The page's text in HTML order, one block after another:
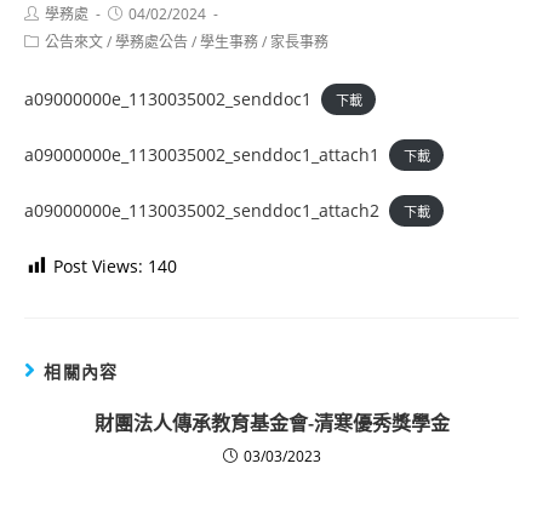
Post
author:
學務處
Post
published:
04/02/2024
Post公告來文/學務處公告/學生事務/ 家長事務
a09000000e_1130035002_senddoc1 下載
a09000000e_1130035002_senddoc1_attach1 下載
a09000000e_1130035002_senddoc1_attach2 下載
Post Views: 140
相關內容
財團法人傳承教育基金會-清寒優秀獎學金
03/03/2023